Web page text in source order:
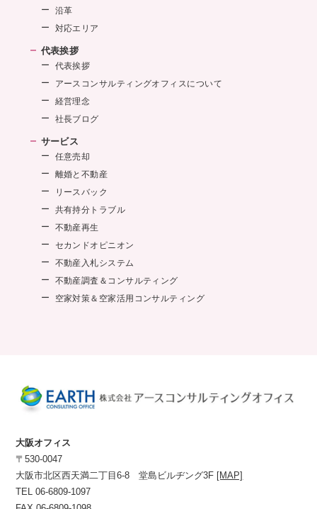
沿革
対応エリア
代表挨拶
代表挨拶
アースコンサルティングオフィスについて
経営理念
社長ブログ
サービス
任意売却
離婚と不動産
リースバック
共有持分トラブル
不動産再生
セカンドオピニオン
不動産入札システム
不動産調査＆コンサルティング
空家対策＆空家活用コンサルティング
大阪オフィス
〒530-0047
大阪市北区西天満二丁目6-8 堂島ビルヂング3F [MAP]
TEL 06-6809-1097